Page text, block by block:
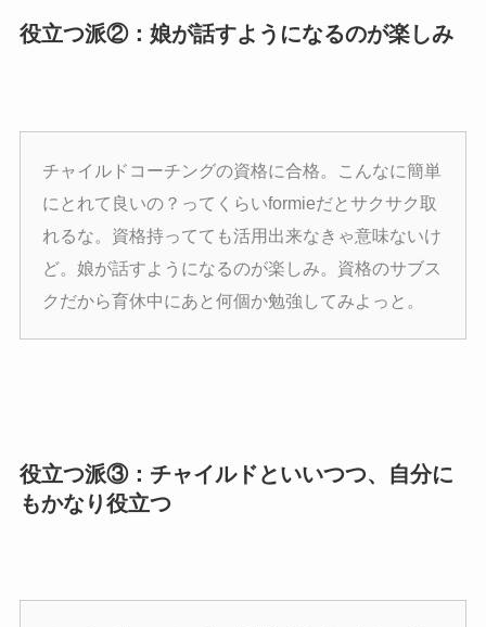
役立つ派②：娘が話すようになるのが楽しみ
チャイルドコーチングの資格に合格。こんなに簡単
にとれて良いの？ってくらいformieだとサクサク取
れるな。資格持ってても活用出来なきゃ意味ないけ
ど。娘が話すようになるのが楽しみ。資格のサブス
クだから育休中にあと何個か勉強してみよっと。
役立つ派③：チャイルドといいつつ、自分に
もかなり役立つ